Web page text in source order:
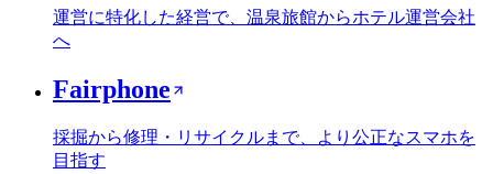
運営に特化した経営で、温泉旅館からホテル運営会社
へ
Fairphone
採掘から修理・リサイクルまで、より公正なスマホを
目指す